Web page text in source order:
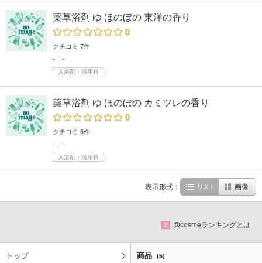
薬草浴剤 ゆ ほのぼの 東洋の香り
0
クチコミ 7件
-
-
入浴剤・浴用料
薬草浴剤 ゆ ほのぼの カミツレの香り
0
クチコミ 6件
-
-
入浴剤・浴用料
表示形式： リスト 画像
? @cosmeランキングとは
トップ 商品 (5)